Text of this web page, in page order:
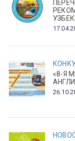
«8-Я